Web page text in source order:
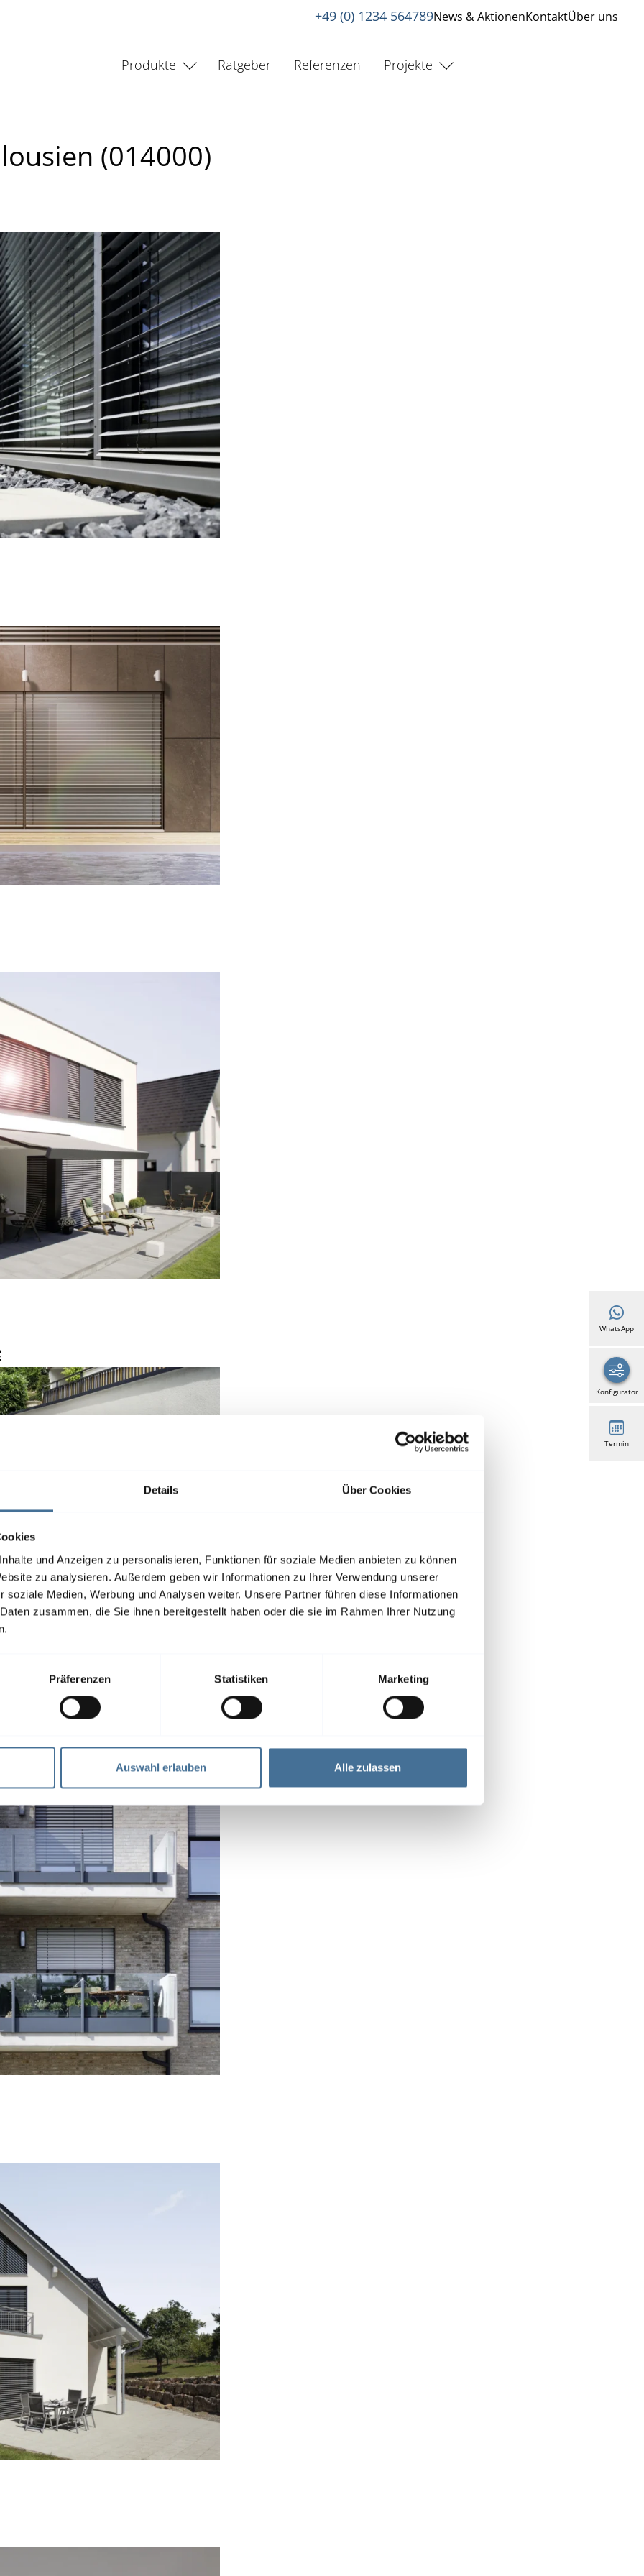
Details Über Cookies
und Anzeigen zu personalisieren, Funktionen für soziale Medien anbieten zu können
zu analysieren. Außerdem geben wir Informationen zu Ihrer Verwendung unserer
soziale Medien, Werbung und Analysen weiter. Unsere Partner führen diese Informationen
zusammen, die Sie ihnen bereitgestellt haben oder die sie im Rahmen Ihrer Nutzung
Präferenzen Statistiken Marketing
Auswahl erlauben Alle zulassen
+49 (0) 1234 564789News & AktionenKontaktÜber uns
Produkte Ratgeber Referenzen Projekte
(014000)
WhatsApp
Konfigurator
Termin